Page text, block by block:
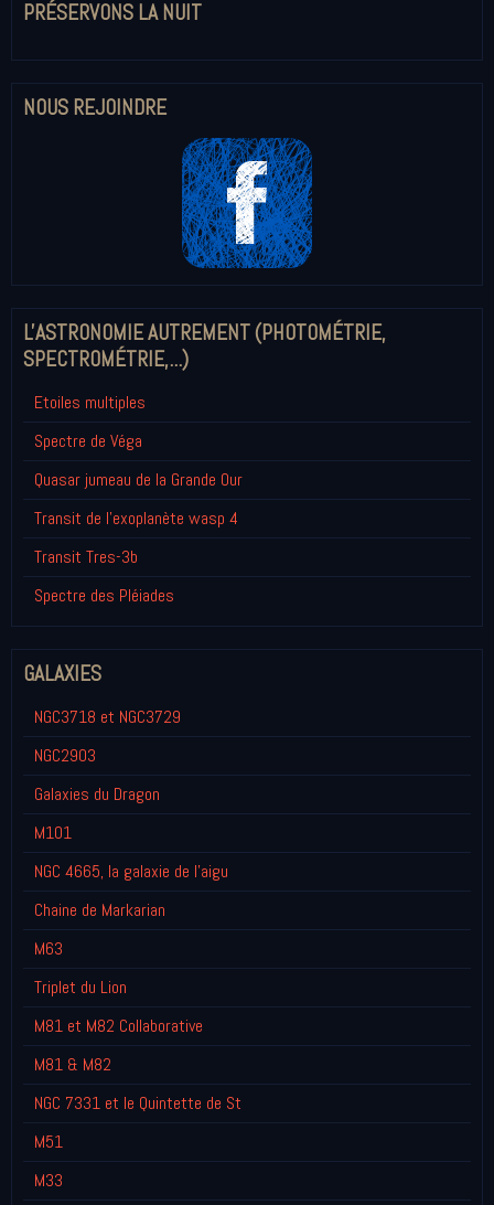
PRÉSERVONS LA NUIT
NOUS REJOINDRE
L'ASTRONOMIE AUTREMENT (PHOTOMÉTRIE,
SPECTROMÉTRIE,...)
Etoiles multiples
Spectre de Véga
Quasar jumeau de la Grande Our
Transit de l'exoplanète wasp 4
Transit Tres-3b
Spectre des Pléiades
GALAXIES
NGC3718 et NGC3729
NGC2903
Galaxies du Dragon
M101
NGC 4665, la galaxie de l'aigu
Chaine de Markarian
M63
Triplet du Lion
M81 et M82 Collaborative
M81 & M82
NGC 7331 et le Quintette de St
M51
M33